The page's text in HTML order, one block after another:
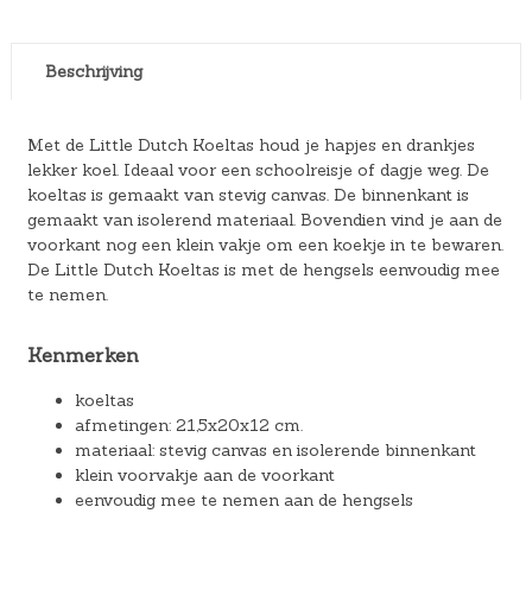
Beschrijving
Met de Little Dutch Koeltas houd je hapjes en drankjes
lekker koel. Ideaal voor een schoolreisje of dagje weg. De
koeltas is gemaakt van stevig canvas. De binnenkant is
gemaakt van isolerend materiaal. Bovendien vind je aan de
voorkant nog een klein vakje om een koekje in te bewaren.
De Little Dutch Koeltas is met de hengsels eenvoudig mee
te nemen.
Kenmerken
koeltas
afmetingen: 21,5x20x12 cm.
materiaal: stevig canvas en isolerende binnenkant
klein voorvakje aan de voorkant
eenvoudig mee te nemen aan de hengsels